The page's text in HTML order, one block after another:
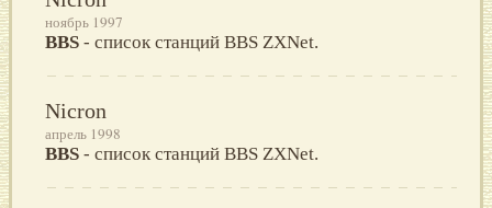
ноябрь 1997
BBS - список станций BBS ZXNet.
Nicron
апрель 1998
BBS - список станций BBS ZXNet.